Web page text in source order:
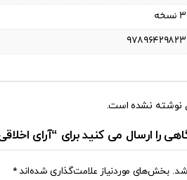
نوشته نشده است.
را ارسال می کنید برای “آرای
شد. بخش‌های موردنیاز علامت‌گذاری شده‌اند*